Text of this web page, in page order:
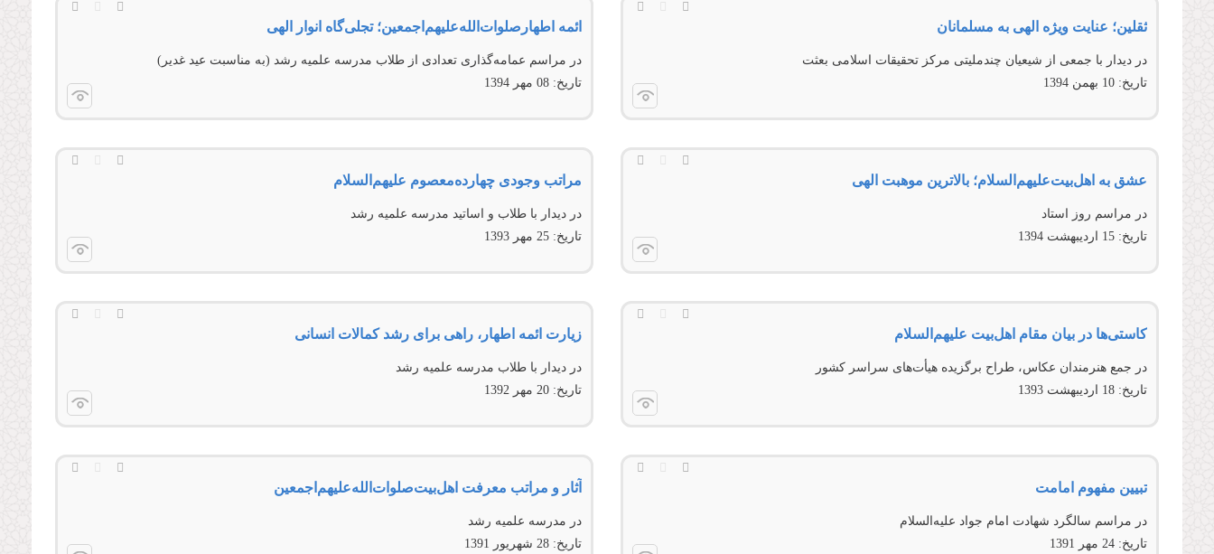
ثقلین؛ عنایت ویژه الهی به مسلمانان
در دیدار با جمعی از شیعیان چندملیتی مرکز تحقیقات اسلامی بعثت
تاریخ: 10 بهمن 1394
ائمه اطهار‌صلوات‌‌الله‌‌عليهم‌‌اجمعين؛ تجلی‌گاه انوار الهی
در مراسم عمامه‌گذاری تعدادی از طلاب مدرسه علمیه رشد (به مناسبت عید غدیر)
تاریخ: 08 مهر 1394
عشق به اهل‌بیت‌علیهم‌السلام؛ بالاترین موهبت الهی
در مراسم روز استاد
تاریخ: 15 ارديبهشت 1394
مراتب وجودی چهارده‌معصوم علیهم‌السلام
در دیدار با طلاب و اساتيد مدرسه علمیه رشد
تاریخ: 25 مهر 1393
کاستی‌ها در بیان مقام اهل‌بیت علیهم‌السلام
در جمع هنرمندان عکاس، طراح برگزيده هيأت‌‌‌‌‌‌های سراسر کشور
تاریخ: 18 ارديبهشت 1393
زیارت ائمه اطهار، راهی برای رشد کمالات انسانی
در دیدار با طلاب مدرسه علمیه رشد
تاریخ: 20 مهر 1392
تبیین مفهوم امامت
در مراسم سالگرد شهادت امام جواد عليه‌السلام
تاریخ: 24 مهر 1391
آثار و مراتب معرفت اهل‌بیت‌صلوات‌‌الله‌‌عليهم‌‌اجمعين
در مدرسه علمیه رشد
تاریخ: 28 شهريور 1391